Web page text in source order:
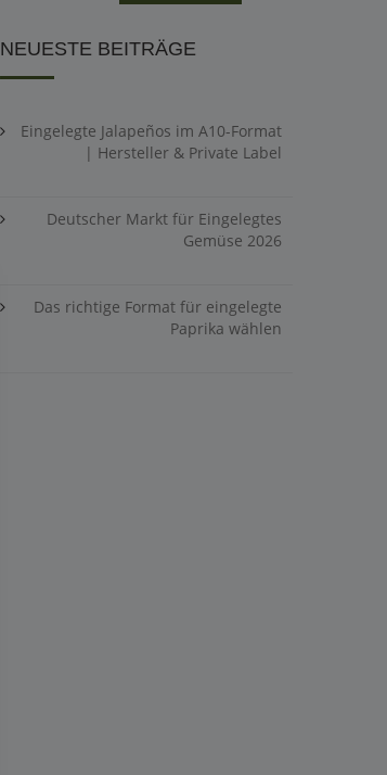
NEUESTE BEITRÄGE
Eingelegte Jalapeños im A10-Format
| Hersteller & Private Label
Deutscher Markt für Eingelegtes
Gemüse 2026
Das richtige Format für eingelegte
Paprika wählen